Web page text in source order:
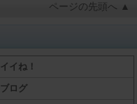
ページの先頭へ ▲
イイね！
ブログ